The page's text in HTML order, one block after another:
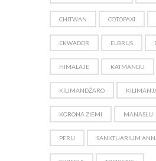
CHITWAN COTOPAXI
EKWADOR ELBRUS
HIMALAJE KATMANDU
KILIMANDŻARO
KORONA ZIEMI MANASLU
PERU SANKTUARIUM